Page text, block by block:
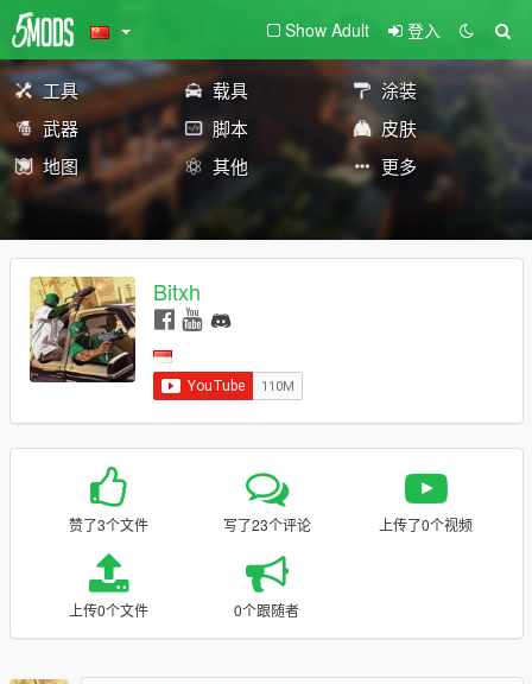
Show Adult 登入
工具 载具
涂装
武器
脚本
皮肤
地图
其他 更多
Bitxh
赞了3个文件 写了23个评论 上传了0个视频
上传0个文件 0个跟随者